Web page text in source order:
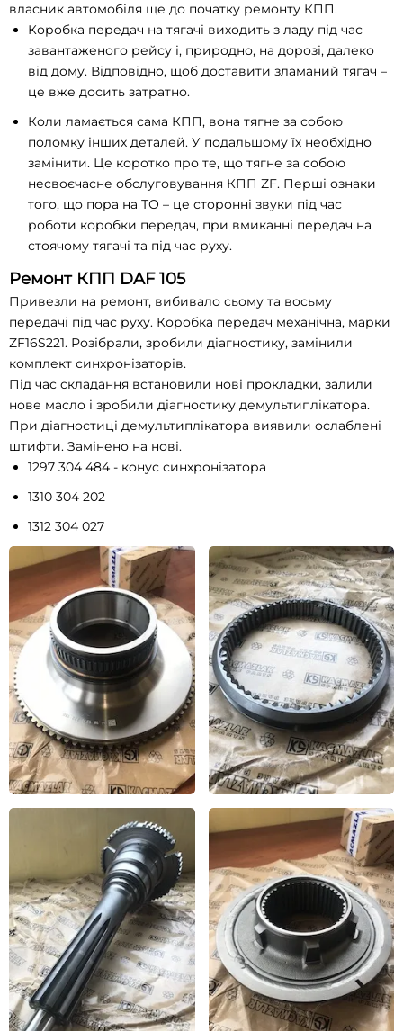
власник автомобіля ще до початку ремонту КПП.
Коробка передач на тягачі виходить з ладу під час
завантаженого рейсу і, природно, на дорозі, далеко
від дому. Відповідно, щоб доставити зламаний тягач –
це вже досить затратно.
Коли ламається сама КПП, вона тягне за собою
поломку інших деталей. У подальшому їх необхідно
замінити. Це коротко про те, що тягне за собою
несвоєчасне обслуговування КПП ZF. Перші ознаки
того, що пора на ТО – це сторонні звуки під час
роботи коробки передач, при вмиканні передач на
стоячому тягачі та під час руху.
Ремонт КПП DAF 105
Привезли на ремонт, вибивало сьому та восьму
передачі під час руху. Коробка передач механічна, марки
ZF16S221. Розібрали, зробили діагностику, замінили
комплект синхронізаторів.
Під час складання встановили нові прокладки, залили
нове масло і зробили діагностику демультиплікатора.
При діагностиці демультиплікатора виявили ослаблені
штифти. Замінено на нові.
1297 304 484 - конус синхронізатора
1310 304 202
1312 304 027